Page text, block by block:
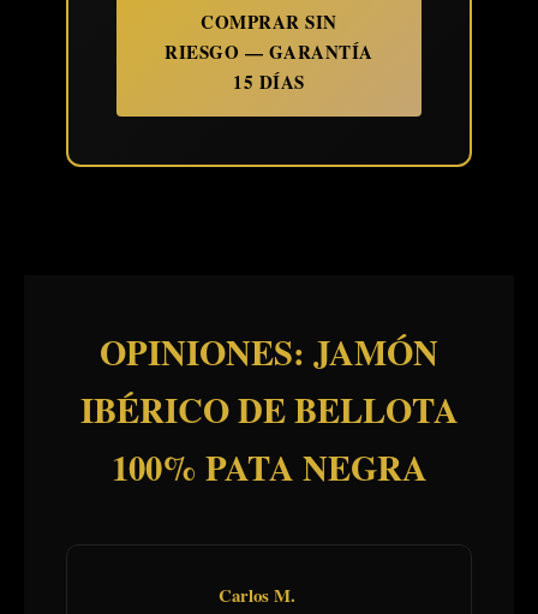
COMPRAR SIN
RIESGO — GARANTÍA
15 DÍAS
OPINIONES: JAMÓN
IBÉRICO DE BELLOTA
100% PATA NEGRA
Carlos M.